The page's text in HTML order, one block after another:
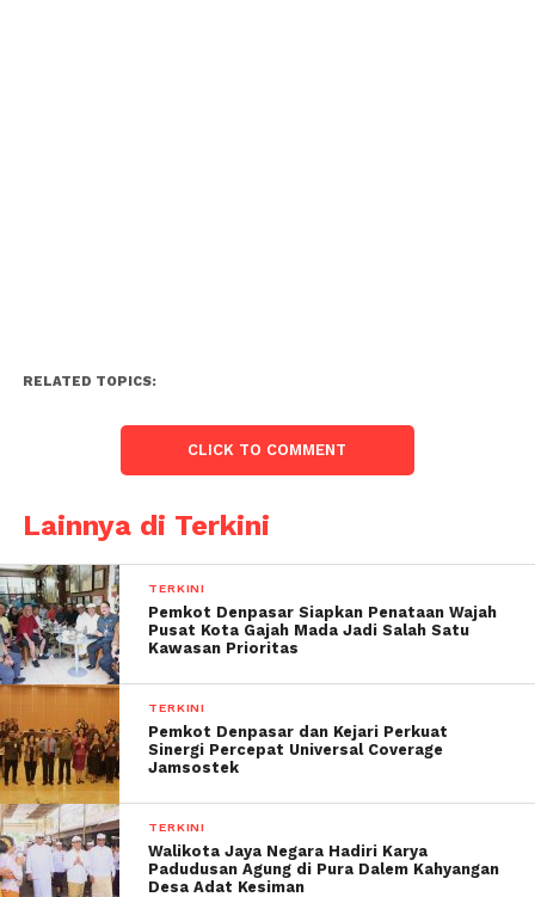
RELATED TOPICS:
CLICK TO COMMENT
Lainnya di Terkini
TERKINI
Pemkot Denpasar Siapkan Penataan Wajah
Pusat Kota Gajah Mada Jadi Salah Satu
Kawasan Prioritas
TERKINI
Pemkot Denpasar dan Kejari Perkuat
Sinergi Percepat Universal Coverage
Jamsostek
TERKINI
Walikota Jaya Negara Hadiri Karya
Padudusan Agung di Pura Dalem Kahyangan
Desa Adat Kesiman